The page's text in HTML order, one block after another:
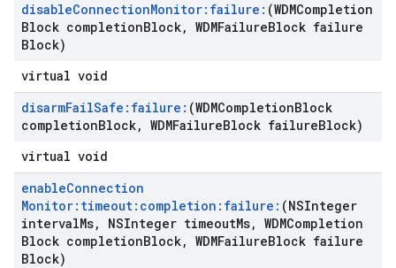
disableConnectionMonitor:failure: (WDMCompletion
Block completionBlock, WDMFailureBlock failure
Block)
virtual void
disarmFailSafe:failure: (WDMCompletionBlock
completionBlock, WDMFailureBlock failureBlock)
virtual void
enableConnection
Monitor:timeout:completion:failure: (NSInteger
intervalMs, NSInteger timeoutMs, WDMCompletion
Block completionBlock, WDMFailureBlock failure
Block)